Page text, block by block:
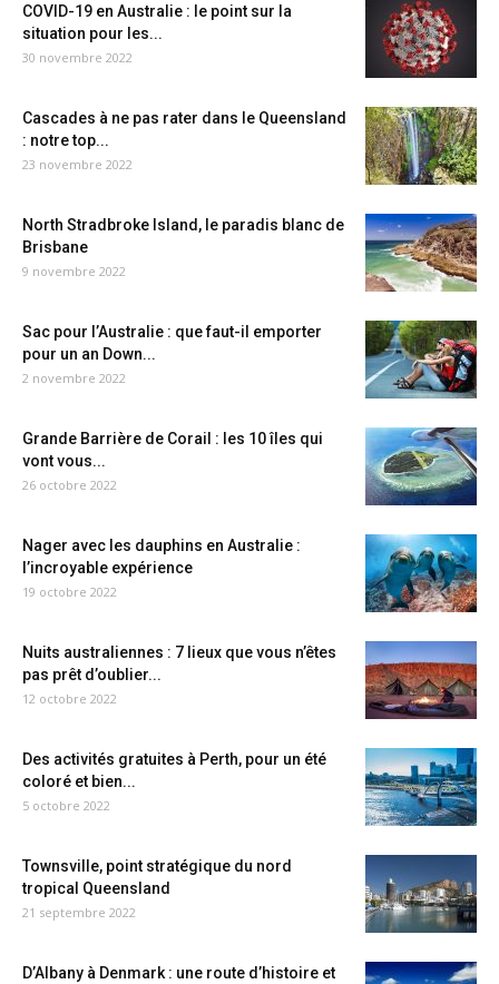
COVID-19 en Australie : le point sur la
situation pour les...
30 novembre 2022
Cascades à ne pas rater dans le Queensland
: notre top...
23 novembre 2022
North Stradbroke Island, le paradis blanc de
Brisbane
9 novembre 2022
Sac pour l’Australie : que faut-il emporter
pour un an Down...
2 novembre 2022
Grande Barrière de Corail : les 10 îles qui
vont vous...
26 octobre 2022
Nager avec les dauphins en Australie :
l’incroyable expérience
19 octobre 2022
Nuits australiennes : 7 lieux que vous n’êtes
pas prêt d’oublier...
12 octobre 2022
Des activités gratuites à Perth, pour un été
coloré et bien...
5 octobre 2022
Townsville, point stratégique du nord
tropical Queensland
21 septembre 2022
D’Albany à Denmark : une route d’histoire et